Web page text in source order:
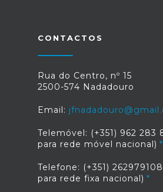
CONTACTOS
Rua do Centro, nº 15
2500-574 Nadadouro
Email:
Telemóvel: (+351) 962 283
para rede móvel nacional)
Telefone: (+351)
para rede fixa nacional)